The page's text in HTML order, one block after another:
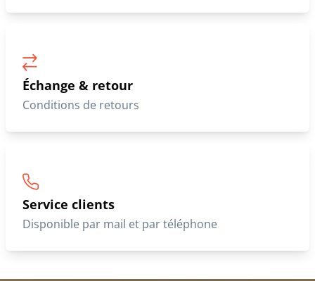
Échange & retour
Conditions de retours
Service clients
Disponible par mail et par téléphone